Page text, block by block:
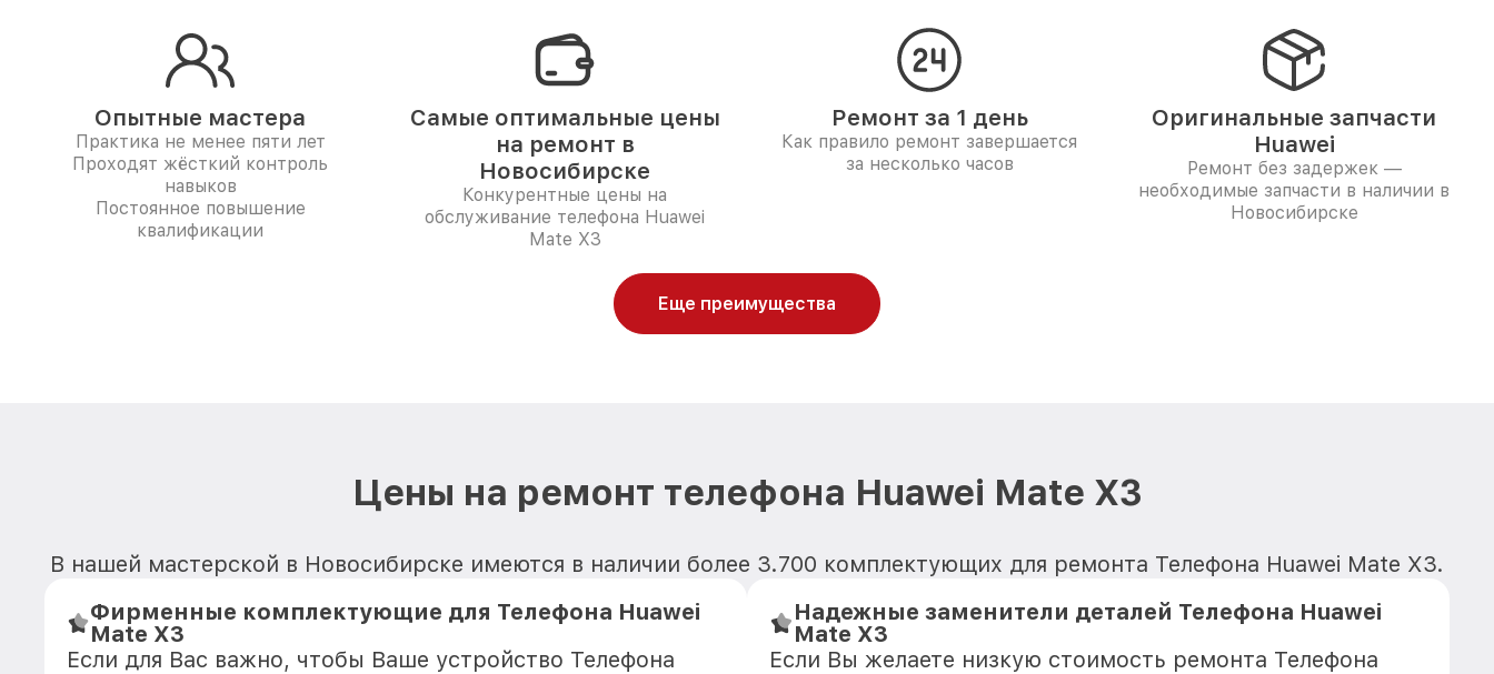
Опытные мастера
Практика не менее пяти лет
Проходят жёсткий контроль
навыков
Постоянное повышение
квалификации
Самые оптимальные цены
на ремонт в
Новосибирске
Конкурентные цены на
обслуживание телефона Huawei
Mate X3
Ремонт за 1 день
Как правило ремонт завершается
за несколько часов
Оригинальные запчасти
Huawei
Ремонт без задержек —
необходимые запчасти в наличии в
Новосибирске
Еще преимущества
Цены на ремонт телефона Huawei Mate X3
В нашей мастерской в Новосибирске имеются в наличии более 3.700 комплектующих для ремонта Телефона Huawei Mate X3.
Фирменные комплектующие для Телефона Huawei
Mate X3
Если для Вас важно, чтобы Ваше устройство Телефона
Надежные заменители деталей Телефона Huawei
Mate X3
Если Вы желаете низкую стоимость ремонта Телефона